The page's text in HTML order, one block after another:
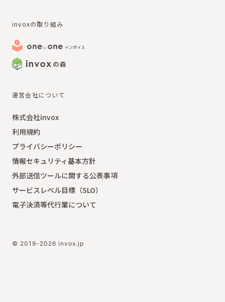
invoxの取り組み
運営会社について
株式会社invox
利用規約
プライバシーポリシー
情報セキュリティ基本方針
外部送信ツールに関する公表事項
サービスレベル目標（SLO）
電子決済等代行業について
© 2019-2026 invox.jp